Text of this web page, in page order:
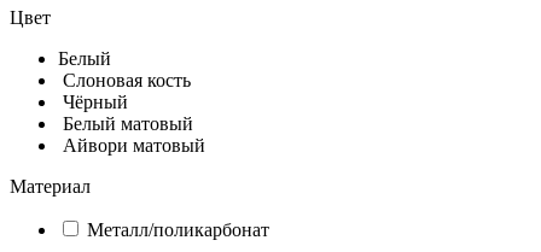
Цвет
Белый
Слоновая кость
Чёрный
Белый матовый
Айвори матовый
Материал
Металл/поликарбонат